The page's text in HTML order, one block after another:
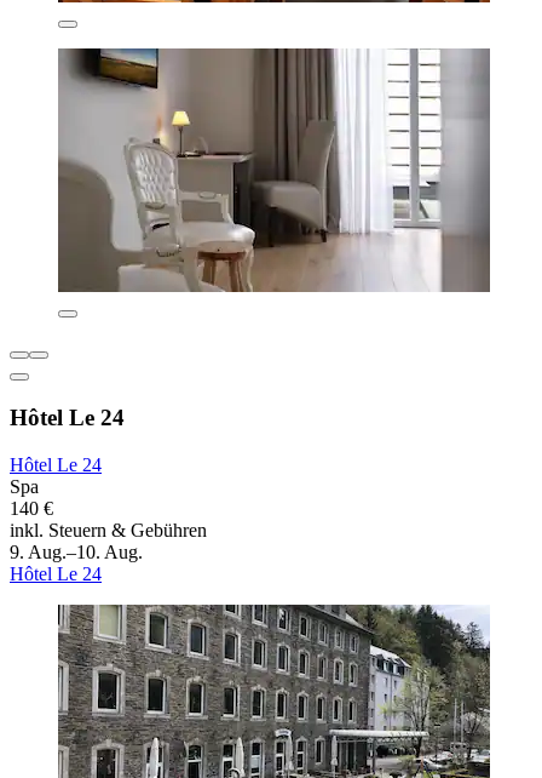
Hôtel Le 24
Hôtel Le 24
Spa
140 €
inkl. Steuern & Gebühren
9. Aug.–10. Aug.
Hôtel Le 24